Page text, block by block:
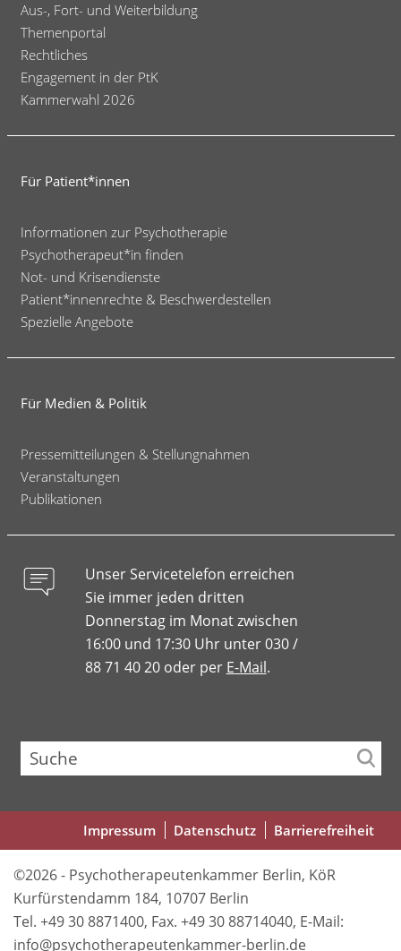
Aus-, Fort- und Weiterbildung
Themenportal
Rechtliches
Engagement in der PtK
Kammerwahl 2026
Für Patient*innen
Informationen zur Psychotherapie
Psychotherapeut*in finden
Not- und Krisendienste
Patient*innenrechte & Beschwerdestellen
Spezielle Angebote
Für Medien & Politik
Pressemitteilungen & Stellungnahmen
Veranstaltungen
Publikationen
Unser Servicetelefon erreichen
Sie immer jeden dritten
Donnerstag im Monat zwischen
16:00 und 17:30 Uhr unter 030 /
88 71 40 20 oder per E-Mail.
Suche
Fußbereichsmenü
Impressum Datenschutz Barrierefreiheit
©2026 - Psychotherapeutenkammer Berlin, KöR
Kurfürstendamm 184, 10707 Berlin
Tel. +49 30 8871400, Fax. +49 30 88714040, E-Mail:
info@psychotherapeutenkammer-berlin.de